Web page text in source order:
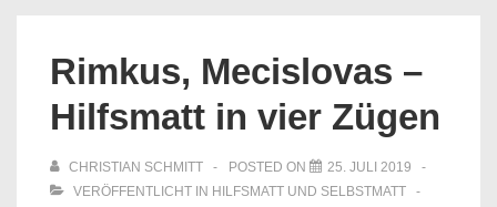
Rimkus, Mecislovas –
Hilfsmatt in vier Zügen
CHRISTIAN SCHMITT POSTED ON
25. JULI 2019
VERÖFFENTLICHT IN HILFSMATT UND SELBSTMATT